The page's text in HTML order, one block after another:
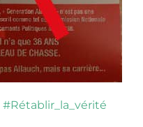
#Rétablir_la_vérité